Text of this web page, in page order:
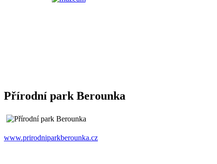
Přírodní park Berounka
www.prirodniparkberounka.cz